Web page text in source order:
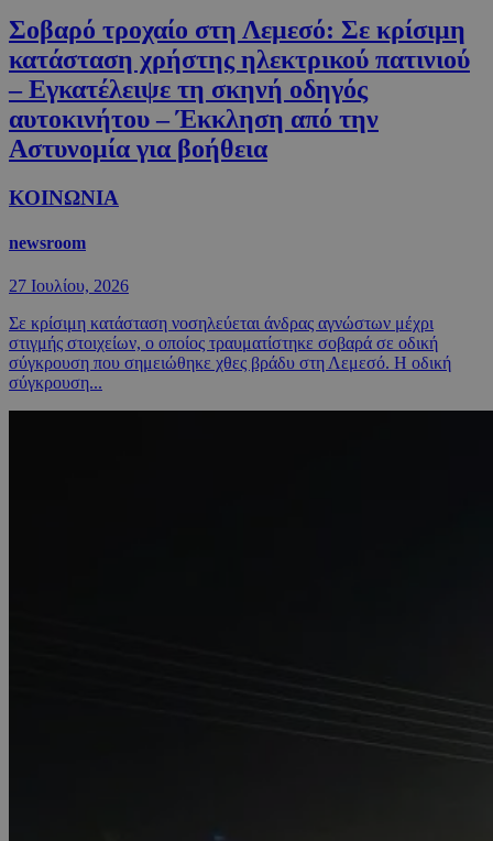
Σοβαρό τροχαίο στη Λεμεσό: Σε κρίσιμη
κατάσταση χρήστης ηλεκτρικού πατινιού
– Εγκατέλειψε τη σκηνή οδηγός
αυτοκινήτου – Έκκληση από την
Αστυνομία για βοήθεια
ΚΟΙΝΩΝΙΑ
newsroom
27 Ιουλίου, 2026
Σε κρίσιμη κατάσταση νοσηλεύεται άνδρας αγνώστων μέχρι
στιγμής στοιχείων, ο οποίος τραυματίστηκε σοβαρά σε οδική
σύγκρουση που σημειώθηκε χθες βράδυ στη Λεμεσό. Η οδική
σύγκρουση...